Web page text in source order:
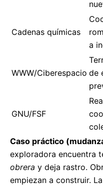
Cadenas químicas
a
WWW/Ciberespacio de
GNU/FSF
Caso práctico
exploradora encuentra
obrera y deja rastro.
empiezan a construir.